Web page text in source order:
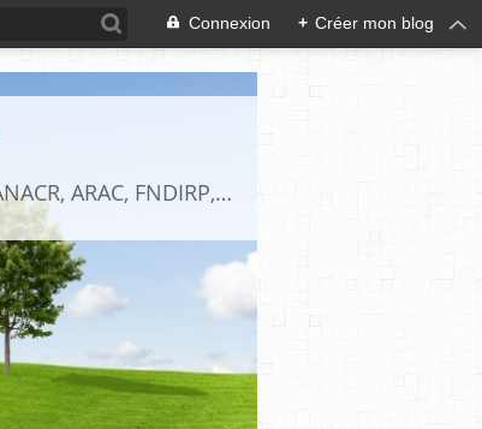
Connexion + Créer mon blog
La réunion de 6 associations d'anciens combattants de la ville de Bagnolet (93). ACPG, ANACR, ARAC, FNDIRP, FNACA et UNC.